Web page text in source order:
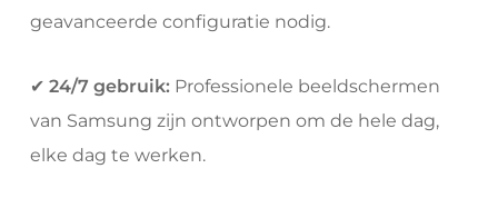
geavanceerde configuratie nodig.
✔ 24/7 gebruik:Professionele beeldschermen
van Samsung zijn ontworpen om de hele dag,
elke dag te werken.